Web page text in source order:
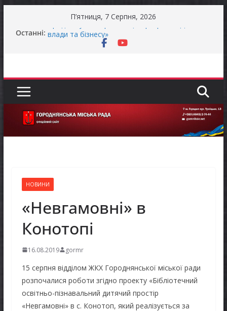
П’ятниця, 7 Серпня, 2026
Останні: Продовжується реалізація програми «Діалог
влади та бізнесу»
присудження Премії Кабінету Міністрів України
за вагомий внесок у забезпечення
енергетичної стійкості України
До уваги представників бізнесу!
НОВИНИ
«Невгамовні» в
Конотопі
16.08.2019 gormr
15 серпня відділом ЖКХ Городнянської міської ради
розпочалися роботи згідно проекту «Бібліотечний
освітньо-пізнавальний дитячий простір
«Невгамовні» в с. Конотоп, який реалізується за